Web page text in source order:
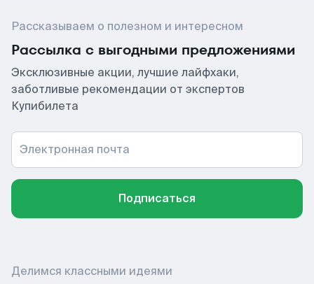
Рассказываем о полезном и интересном
Рассылка с выгодными предложениями
Эксклюзивные акции, лучшие лайфхаки,
заботливые рекомендации от экспертов
Купибилета
Электронная почта
Подписаться
Делимся классными идеями